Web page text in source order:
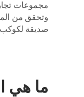
مجموعات
صديقة لكوكب
ما هي